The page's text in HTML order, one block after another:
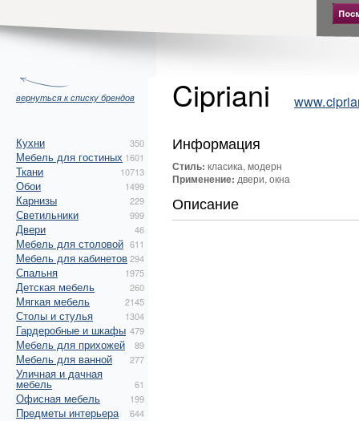
вернуться к списку брендов
Кухни 350
Мебель для гостиных 1601
Ткани 10713
Обои 1499
Карнизы 229
Светильники 999
Двери 46
Мебель для столовой 611
Мебель для кабинетов294
Спальня 1975
Детская мебель 260
Мягкая мебель 2145
Столы и стулья 1304
Гардеробные и шкафы 479
Мебель для прихожей 89
Мебель для ванной 277
Уличная и дачная
мебель 61
Офисная мебель 199
Предметы интерьера 644
Cipriani
Информация
Стиль: класика, модерн
Применение: двери, окна
Описание